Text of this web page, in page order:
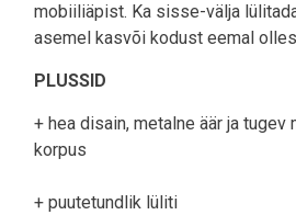
mobiiliäpist. Ka sisse-välja
asemel kasvõi kodust eemal
PLUSSID
+ hea disain, metalne äär ja
korpus
+ puutetundlik lüliti